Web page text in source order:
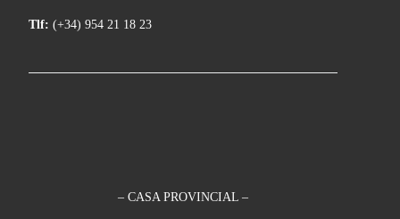
Tlf: (+34) 954 21 18 23
– CASA PROVINCIAL –